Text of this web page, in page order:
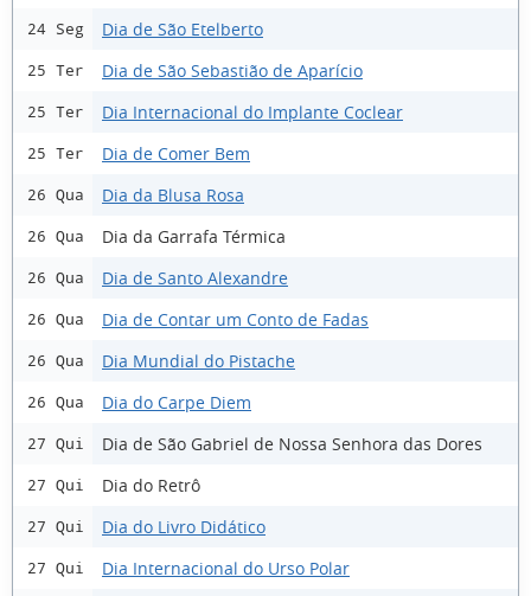
24 Seg Dia de São Etelberto
25 Ter Dia de São Sebastião de Aparício
25 Ter Dia Internacional do Implante Coclear
25 Ter Dia de Comer Bem
26 Qua Dia da Blusa Rosa
26 Qua Dia da Garrafa Térmica
26 Qua Dia de Santo Alexandre
26 Qua Dia de Contar um Conto de Fadas
26 Qua Dia Mundial do Pistache
26 Qua Dia do Carpe Diem
27 Qui Dia de São Gabriel de Nossa Senhora das Dores
27 Qui Dia do Retrô
27 Qui Dia do Livro Didático
27 Qui Dia Internacional do Urso Polar